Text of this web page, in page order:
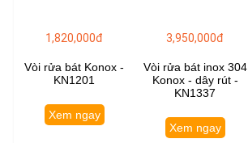
1,820,000đ
Vòi rửa bát Konox -
KN1201
Xem ngay
3,950,000đ
Vòi rửa bát inox 304
Konox - dây rút -
KN1337
Xem ngay